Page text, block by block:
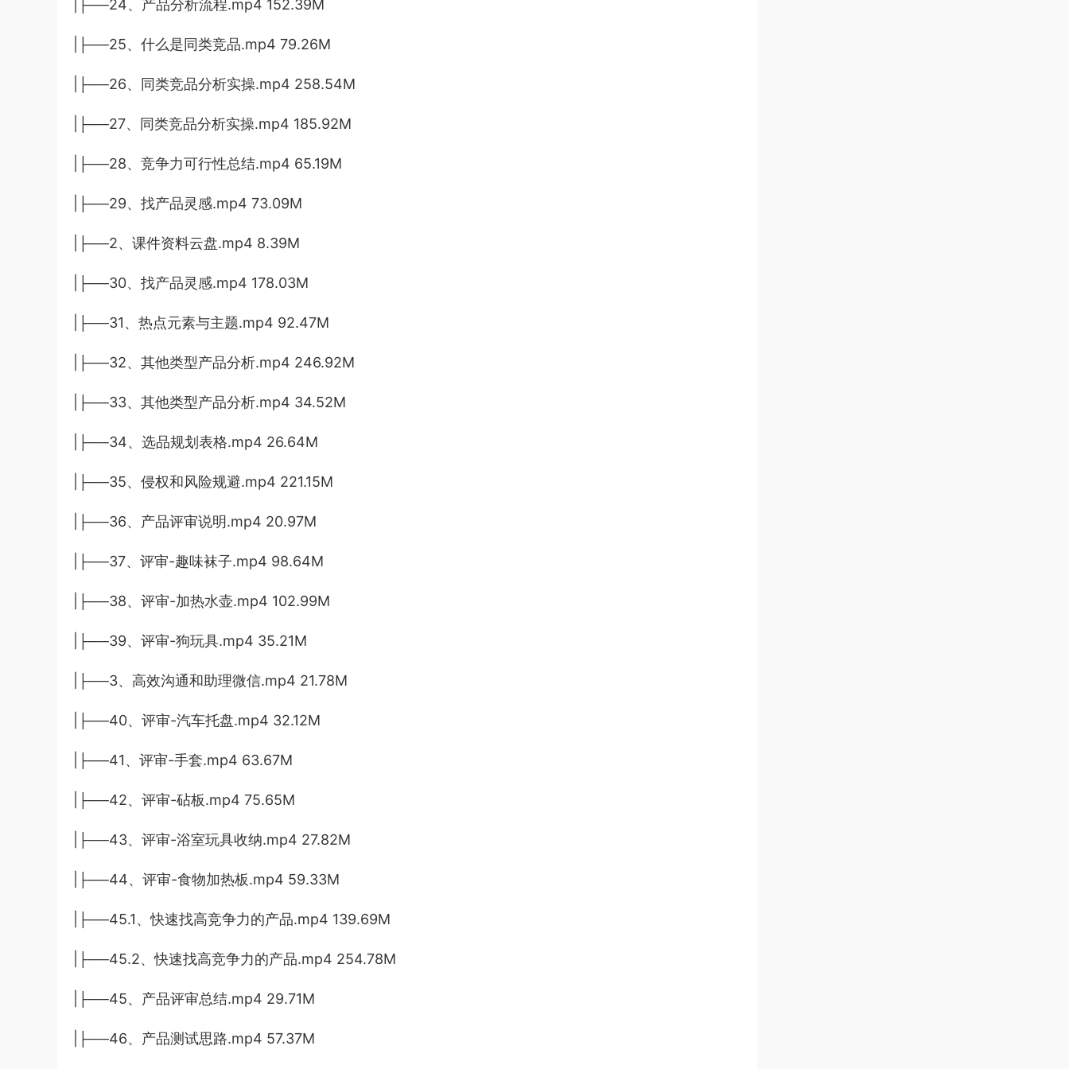
|├──24、产品分析流程.mp4 152.39M
|├──25、什么是同类竞品.mp4 79.26M
|├──26、同类竞品分析实操.mp4 258.54M
|├──27、同类竞品分析实操.mp4 185.92M
|├──28、竞争力可行性总结.mp4 65.19M
|├──29、找产品灵感.mp4 73.09M
|├──2、课件资料云盘.mp4 8.39M
|├──30、找产品灵感.mp4 178.03M
|├──31、热点元素与主题.mp4 92.47M
|├──32、其他类型产品分析.mp4 246.92M
|├──33、其他类型产品分析.mp4 34.52M
|├──34、选品规划表格.mp4 26.64M
|├──35、侵权和风险规避.mp4 221.15M
|├──36、产品评审说明.mp4 20.97M
|├──37、评审-趣味袜子.mp4 98.64M
|├──38、评审-加热水壶.mp4 102.99M
|├──39、评审-狗玩具.mp4 35.21M
|├──3、高效沟通和助理微信.mp4 21.78M
|├──40、评审-汽车托盘.mp4 32.12M
|├──41、评审-手套.mp4 63.67M
|├──42、评审-砧板.mp4 75.65M
|├──43、评审-浴室玩具收纳.mp4 27.82M
|├──44、评审-食物加热板.mp4 59.33M
|├──45.1、快速找高竞争力的产品.mp4 139.69M
|├──45.2、快速找高竞争力的产品.mp4 254.78M
|├──45、产品评审总结.mp4 29.71M
|├──46、产品测试思路.mp4 57.37M